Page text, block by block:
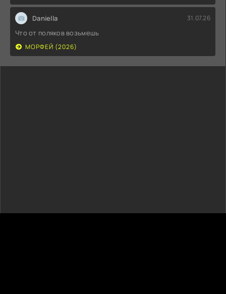
Daniella 31.07.26
Что от поляков возьмешь
МОРФЕЙ (2026)